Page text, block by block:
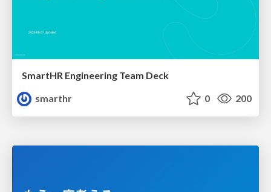
SmartHR Engineering Team Deck
smarthr
0 200